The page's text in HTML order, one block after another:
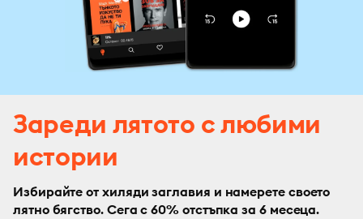
Зареди лятото с любими
истории
Избирайте от хиляди заглавия и намерете своето
лятно бягство. Сега с 60% отстъпка за 6 месеца.